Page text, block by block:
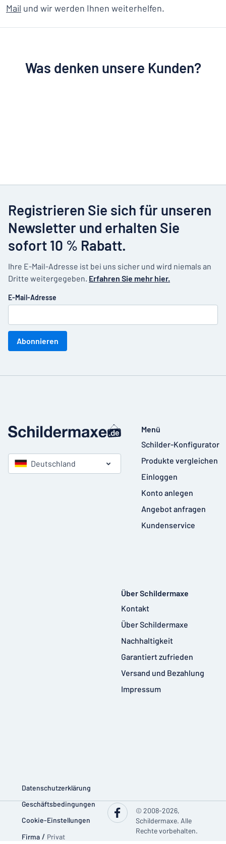
Mail und wir werden Ihnen weiterhelfen.
Was denken unsere Kunden?
Registrieren Sie sich für unseren
Newsletter und erhalten Sie
sofort 10 % Rabatt.
Ihre E-Mail-Adresse ist bei uns sicher und wird niemals an
Dritte weitergegeben. Erfahren Sie mehr hier.
E-Mail-Adresse
Abonnieren
Deutschland
Menü
Schilder-Konfigurator
Produkte vergleichen
Einloggen
Konto anlegen
Angebot anfragen
Kundenservice
Über Schildermaxe
Kontakt
Über Schildermaxe
Nachhaltigkeit
Garantiert zufrieden
Versand und Bezahlung
Impressum
Datenschutzerklärung
Geschäftsbedingungen
Cookie-Einstellungen
Firma / Privat
© 2008-2026,
Schildermaxe. Alle
Rechte vorbehalten.